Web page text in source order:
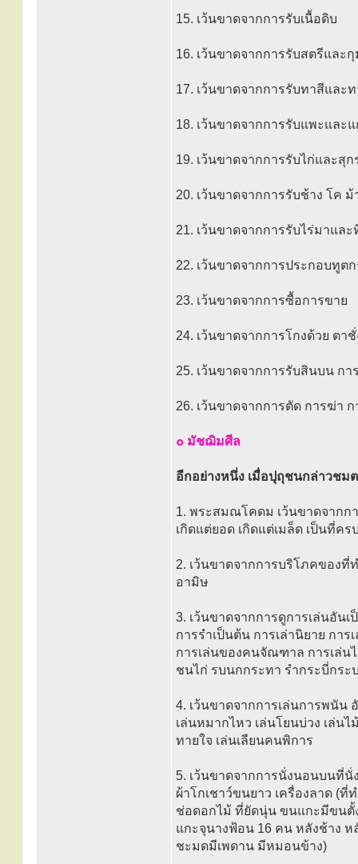
15. เว้นขาดจากการรับเนื้อดิบ
16. เว้นขาดจากการรับสตรีและ
17. เว้นขาดจากการรับทาสีและ
18. เว้นขาดจากการรับแพะและ
19. เว้นขาดจากการรับไก่และสุก
20. เว้นขาดจากการรับช้าง โค ม้
21. เว้นขาดจากการรับไร่มาแล
22. เว้นขาดจากการประกอบทูต
23. เว้นขาดจากการซื้อการขาย
24. เว้นขาดจากการโกงด้วย ตา
25. เว้นขาดจากการรับสินบน ก
26. เว้นขาดจากการตัด การฆ่า
๐ มัชฌิมศีล
อีกอย่างหนึ่ง เมื่อปุถุชนกล่าวชม
1. พระสมณโคดม เว้นขาดจากก
เกิดแต่ยอด เกิดแต่เมล็ด เป็นที่คร
2. เว้นขาดจากการบริโภคของที่
อามิษ
3. เว้นขาดจากการดูการเล่นอัน
การรำเป็นต้น การเล่านิยาย กา
การเล่นของคนจัณฑาล การเล่
ชนไก่ รบนกกระทา รำกระบี่กร
4. เว้นขาดจากการเล่นการพนัน
เล่นหมากไหว เล่นโยนบ่วง เล่นไ
ทายใจ เล่นเลียนคนพิการ
5. เว้นขาดจากการนั่งนอนบนที่นั่
ผ้าโกเชาว์ขนยาว เครื่องลาด (
ช่อดอกไม้ ที่ยัดนุ่น ขนแกะมีขนตั้
แกะจุนางฟ้อน 16 คน หลังช้าง
ชะมดมีเพดาน มีหมอนข้าง)